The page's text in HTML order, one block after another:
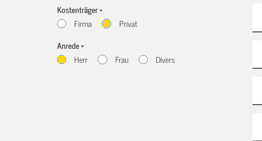
Kostenträger *
Firma
Privat
Anrede *
Herr
Frau Divers